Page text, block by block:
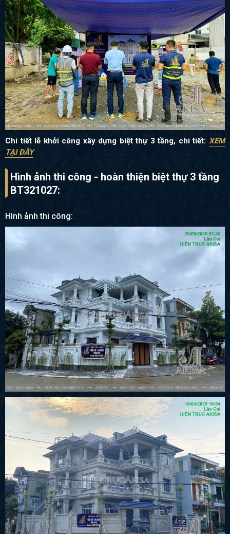
Chi tiết lễ khởi công xây dựng biệt thự 3 tầng, chi tiết: XEM
TẠI ĐÂY
Hình ảnh thi công - hoàn thiện biệt thự 3 tầng
BT321027:
Hình ảnh thi công: